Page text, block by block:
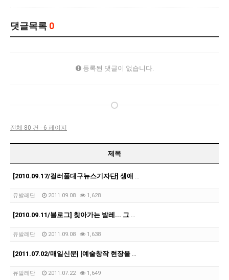
댓글목록 0
등록된 댓글이 없습니다.
전체 80 건 - 6 페이지
제목
[2010.09.17/컬러풀대구뉴스기자단] 생애 처음 보는 발레이야기
뮤발레단 2011.09.08 1,628
[2010.09.11/블로그] 찾아가는 발레... 그 아름다움 속으로
뮤발레단 2011.09.08 1,638
[2011.07.02/매일신문] [예술창작 현장을 찾아서] … 우혜영 뮤발레단
뮤발레단 2011.07.22 1,649